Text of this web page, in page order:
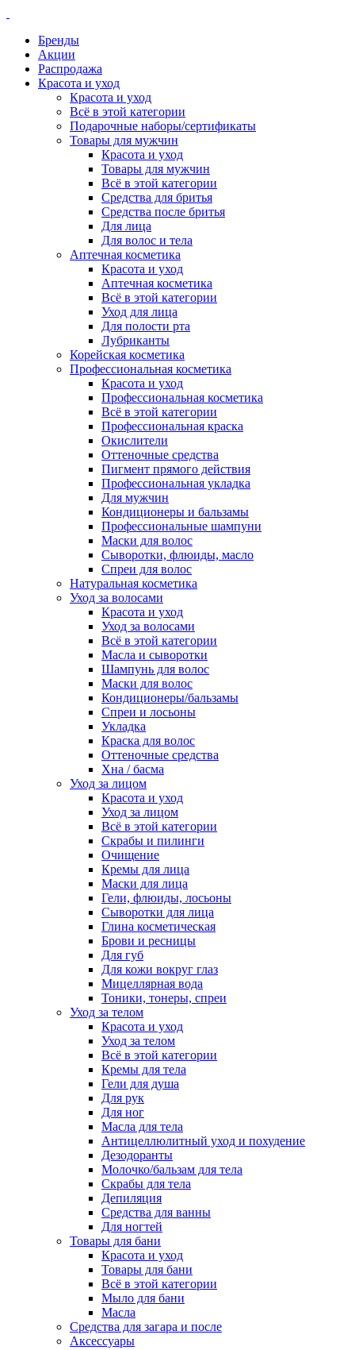
Бренды
Акции
Распродажа
Красота и уход
Красота и уход
Всё в этой категории
Подарочные наборы/сертификаты
Товары для мужчин
Красота и уход
Товары для мужчин
Всё в этой категории
Средства для бритья
Средства после бритья
Для лица
Для волос и тела
Аптечная косметика
Красота и уход
Аптечная косметика
Всё в этой категории
Уход для лица
Для полости рта
Лубриканты
Корейская косметика
Профессиональная косметика
Красота и уход
Профессиональная косметика
Всё в этой категории
Профессиональная краска
Окислители
Оттеночные средства
Пигмент прямого действия
Профессиональная укладка
Для мужчин
Кондиционеры и бальзамы
Профессиональные шампуни
Маски для волос
Сыворотки, флюиды, масло
Спреи для волос
Натуральная косметика
Уход за волосами
Красота и уход
Уход за волосами
Всё в этой категории
Масла и сыворотки
Шампунь для волос
Маски для волос
Кондиционеры/бальзамы
Спреи и лосьоны
Укладка
Краска для волос
Оттеночные средства
Хна / басма
Уход за лицом
Красота и уход
Уход за лицом
Всё в этой категории
Скрабы и пилинги
Очищение
Кремы для лица
Маски для лица
Гели, флюиды, лосьоны
Сыворотки для лица
Глина косметическая
Брови и ресницы
Для губ
Для кожи вокруг глаз
Мицеллярная вода
Тоники, тонеры, спреи
Уход за телом
Красота и уход
Уход за телом
Всё в этой категории
Кремы для тела
Гели для душа
Для рук
Для ног
Масла для тела
Антицеллюлитный уход и похудение
Дезодоранты
Молочко/бальзам для тела
Скрабы для тела
Депиляция
Средства для ванны
Для ногтей
Товары для бани
Красота и уход
Товары для бани
Всё в этой категории
Мыло для бани
Масла
Средства для загара и после
Аксессуары